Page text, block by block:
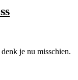
je nu misschien.